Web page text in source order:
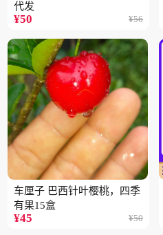
代发
¥50 ¥56
车厘子 巴西针叶樱桃，四季
有果15盒
¥45 ¥50